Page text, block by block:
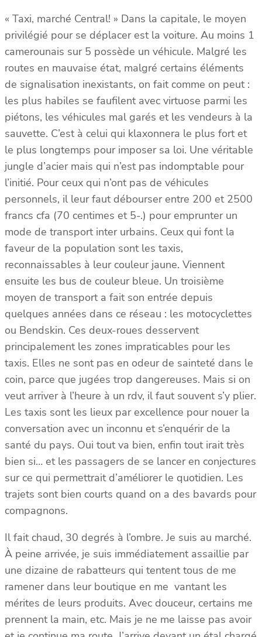
« Taxi, marché Central! » Dans la capitale, le moyen
privilégié pour se déplacer est la voiture. Au moins 1
camerounais sur 5 possède un véhicule. Malgré les
routes en mauvaise état, malgré certains éléments
de signalisation inexistants, on fait comme on peut :
les plus habiles se faufilent avec virtuose parmi les
piétons, les véhicules mal garés et les vendeurs à la
sauvette. C’est à celui qui klaxonnera le plus fort et
le plus longtemps pour imposer sa loi. Une véritable
jungle d’acier mais qui n’est pas indomptable pour
l’initié. Pour ceux qui n’ont pas de véhicules
personnels, il leur faut débourser entre 200 et 2500
francs cfa (70 centimes et 5-.) pour emprunter un
mode de transport inter urbains. Ceux qui font la
faveur de la population sont les taxis,
reconnaissables à leur couleur jaune. Viennent
ensuite les bus de couleur bleue. Un troisième
moyen de transport a fait son entrée depuis
quelques années dans ce réseau : les motocyclettes
ou Bendskin. Ces deux-roues desservent
principalement les zones impraticables pour les
taxis. Elles ne sont pas en odeur de sainteté dans le
coin, parce que jugées trop dangereuses. Mais si on
veut arriver à l’heure à un rdv, il faut souvent s’y plier.
Les taxis sont les lieux par excellence pour nouer la
conversation avec un inconnu et s’enquérir de la
santé du pays. Oui tout va bien, enfin tout irait très
bien si… et les passagers de se lancer en conjectures
sur ce qui permettrait d’améliorer le quotidien. Les
trajets sont bien courts quand on a des bavards pour
compagnons.
Il fait chaud, 30 degrés à l’ombre. Je suis au marché.
À peine arrivée, je suis immédiatement assaillie par
une dizaine de rabatteurs qui tentent tous de me
ramener dans leur boutique en me vantant les
mérites de leurs produits. Avec douceur, certains me
prennent la main, etc. Mais je ne me laisse pas avoir